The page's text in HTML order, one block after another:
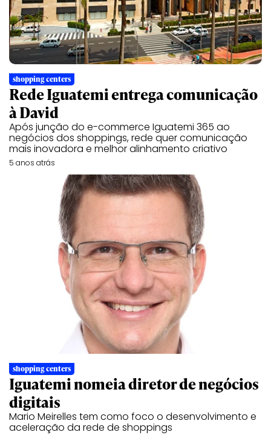
shopping centers
Rede Iguatemi entrega comunicação
à David
Após junção do e-commerce Iguatemi 365 ao
negócios dos shoppings, rede quer comunicação
mais inovadora e melhor alinhamento criativo
5 anos atrás
shopping centers
Iguatemi nomeia diretor de negócios
digitais
Mario Meirelles tem como foco o desenvolvimento e
aceleração da rede de shoppings